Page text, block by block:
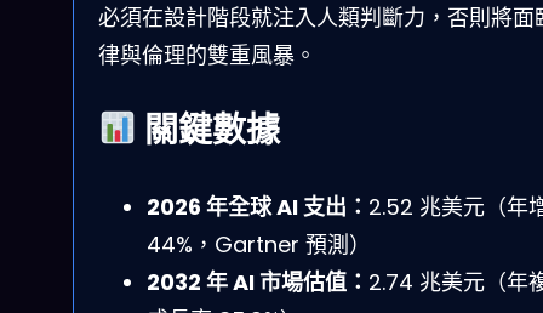
必須在設計階段就注入人類判斷力，否則將面
律與倫理的雙重風暴。
關鍵數據
2026 年全球 AI 支出： 2.52 兆美元（年
44%，Gartner 預測）
2032 年 AI 市場估值： 2.74 兆美元（年